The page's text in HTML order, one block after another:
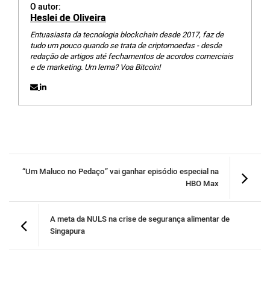
O autor:
Heslei de Oliveira
Entuasiasta da tecnologia blockchain desde 2017, faz de
tudo um pouco quando se trata de criptomoedas - desde
redação de artigos até fechamentos de acordos comerciais
e de marketing. Um lema? Voa Bitcoin!
“Um Maluco no Pedaço” vai ganhar episódio especial na
HBO Max
A meta da NULS na crise de segurança alimentar de
Singapura